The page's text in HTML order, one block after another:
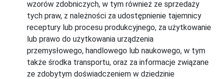
wzorów zdobniczych, w tym również ze sprzedaży
tych praw, z należności za udostępnienie tajemnicy
receptury lub procesu produkcyjnego, za użytkowanie
lub prawo do użytkowania urządzenia
przemysłowego, handlowego lub naukowego, w tym
także środka transportu, oraz za informacje związane
ze zdobytym doświadczeniem w dziedzinie